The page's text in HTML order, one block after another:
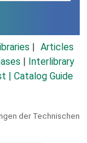
Articles
Interlibrary
| Catalog Guide
der Technischen